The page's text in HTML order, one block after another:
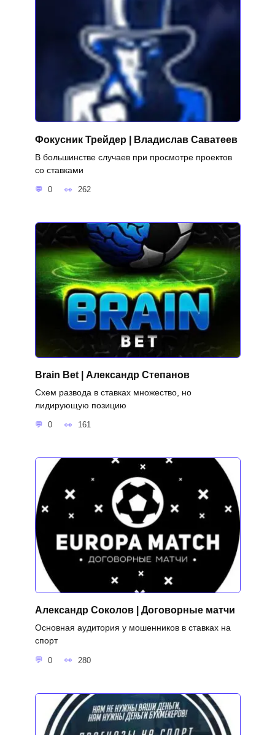
Фокусник Трейдер | Владислав Саватеев
В большинстве случаев при просмотре проектов
со ставками
0 262
Brain Bet | Александр Степанов
Схем развода в ставках множество, но
лидирующую позицию
0 161
Александр Соколов | Договорные матчи
Основная аудитория у мошенников в ставках на
спорт
0 280